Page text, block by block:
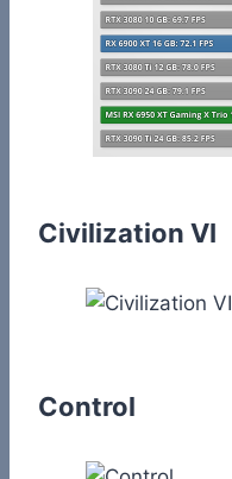
Civilization VI
Control